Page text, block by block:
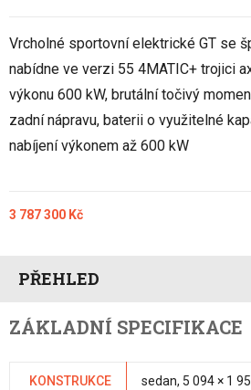
Vrcholné sportovní elektrické GT se
nabídne ve verzi 55 4MATIC+ trojici
výkonu 600 kW, brutální točivý
zadní nápravu, baterii o využitelné
nabíjení výkonem až 600 kW
3 787 300 Kč
PŘEHLED
ZÁKLADNÍ SPECIFIKACE
KONSTRUKCE sedan, 5 094 × 1